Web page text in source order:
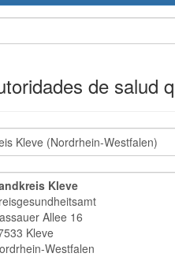
de salud
Kleve
Allee 16
Kleve
Westfalen